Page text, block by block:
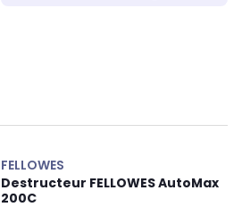
FELLOWES
Destructeur FELLOWES AutoMax
200C